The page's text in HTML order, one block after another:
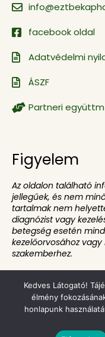
facebook oldal
Adatvédelmi
ÁSZF
Partneri
Figyelem
Az oldalon található
jellegűek, és nem
tartalmak nem
diagnózist vagy
betegség esetén
kezelőorvosához
szakemberhez.
© 2021-2026 –
Kedves Látogató!
élmény
honlapunk